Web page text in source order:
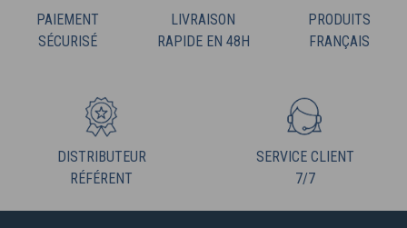
PAIEMENT
SÉCURISÉ
LIVRAISON
RAPIDE EN 48H
PRODUITS
FRANÇAIS
DISTRIBUTEUR
RÉFÉRENT
SERVICE CLIENT
7/7